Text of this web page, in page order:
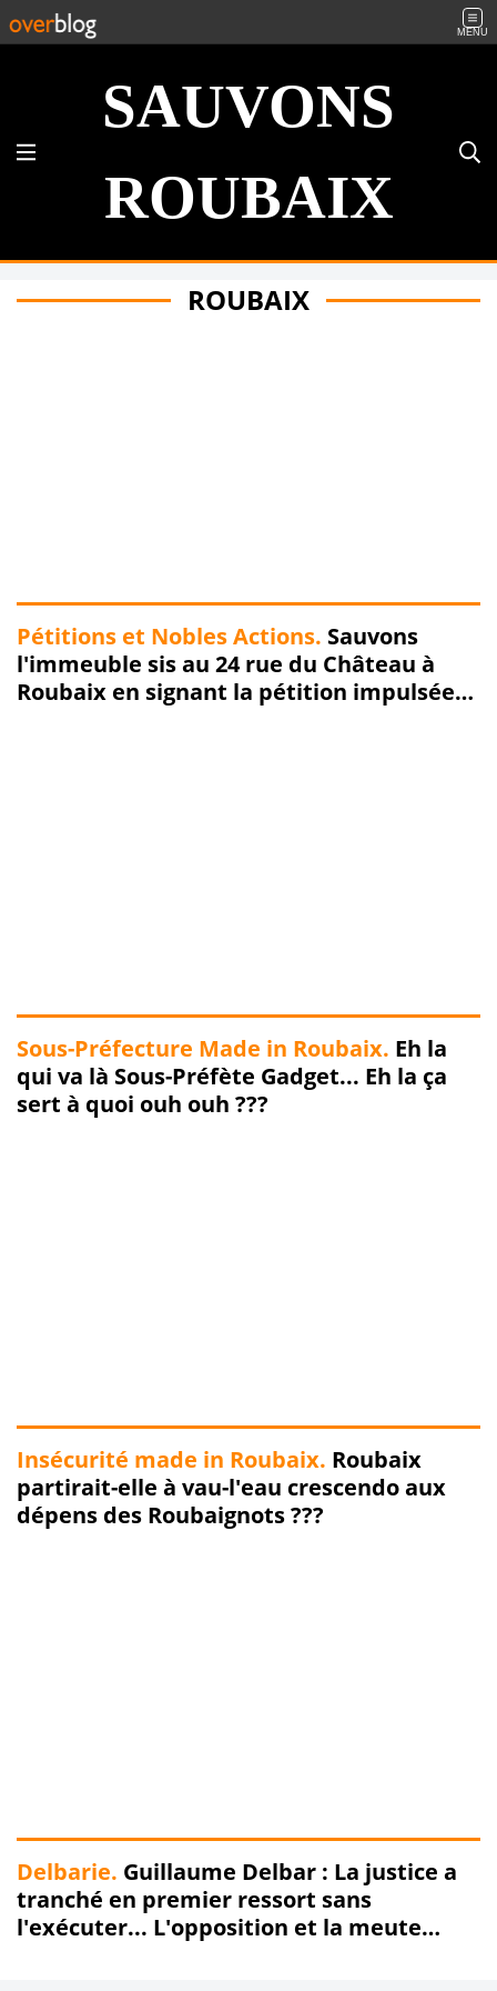
MENU
SAUVONS
ROUBAIX
ROUBAIX
Pétitions et Nobles Actions. Sauvons
l'immeuble sis au 24 rue du Château à
Roubaix en signant la pétition impulsée
Sous-Préfecture Made in Roubaix. Eh la
qui va là Sous-Préfète Gadget... Eh la ça
sert à quoi ouh ouh ???
Insécurité made in Roubaix. Roubaix
partirait-elle à vau-l'eau crescendo aux
dépens des Roubaignots ???
Delbarie. Guillaume Delbar : La justice a
tranché en premier ressort sans
l'exécuter... L'opposition et la meute